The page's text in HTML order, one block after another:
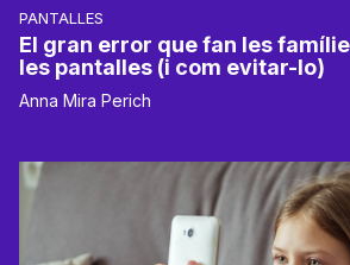
PANTALLES
El gran error que fan les
les pantalles (i com evitar-lo)
Anna Mira Perich